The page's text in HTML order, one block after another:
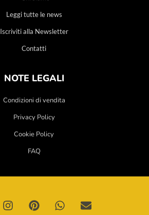
Leggi tutte le news
Iscriviti alla Newsletter
Contatti
NOTE LEGALI
Condizioni di vendita
Privacy Policy
Cookie Policy
FAQ